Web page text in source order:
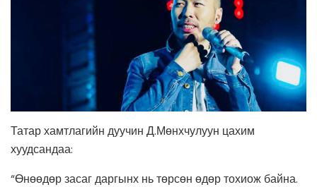
Татар хамтлагийн дуучин Д.Мөнхчулуун цахим
хуудсандаа:
“Өнөөдөр засаг даргынх нь төрсөн өдөр тохиож байна.